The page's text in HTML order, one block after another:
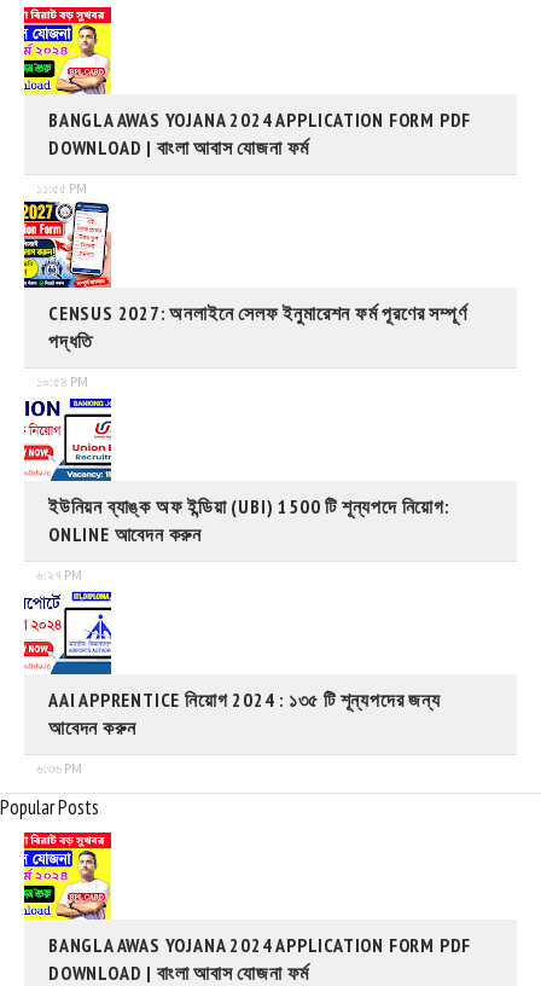
BANGLA AWAS YOJANA 2024 APPLICATION FORM PDF
DOWNLOAD | বাংলা আবাস যোজনা ফর্ম
১১:৫৫ PM
CENSUS 2027: অনলাইনে সেলফ ইনুমারেশন ফর্ম পূরণের সম্পূর্ণ
পদ্ধতি
১০:৫৪ PM
ইউনিয়ন ব্যাঙ্ক অফ ইন্ডিয়া (UBI) 1500 টি শূন্যপদে নিয়োগ:
ONLINE আবেদন করুন
৬:২৭ PM
AAI APPRENTICE নিয়োগ 2024 : ১৩৫ টি শূন্যপদের জন্য
আবেদন করুন
৬:৩৬ PM
Popular Posts
BANGLA AWAS YOJANA 2024 APPLICATION FORM PDF
DOWNLOAD | বাংলা আবাস যোজনা ফর্ম